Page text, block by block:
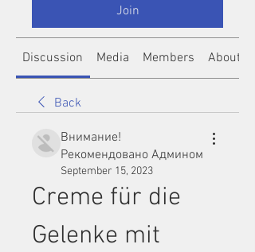
Join
Discussion Media Members About
Back
Внимание!
Рекомендовано Админом
September 15, 2023
Creme für die
Gelenke mit